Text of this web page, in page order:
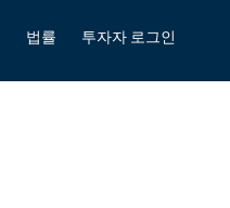
법률 투자자 로그인